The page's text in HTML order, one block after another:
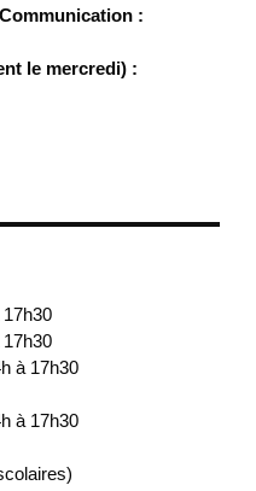
:
le mercredi) :
à 17h30
à 17h30